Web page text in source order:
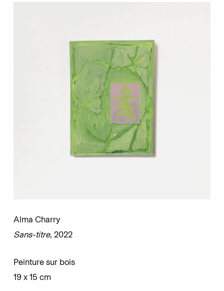
Alma Charry
Sans-titre, 2022
Peinture sur bois
19 x 15 cm